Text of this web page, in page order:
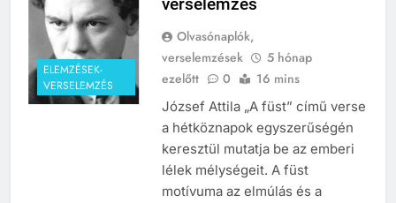
ELEMZÉSEK-
VERSELEMZÉS
verselemzés
Olvasónaplók,
verselemzések
5 hónap
ezelőtt
0 16 mins
József Attila „A füst” című verse
a hétköznapok egyszerűségén
keresztül mutatja be az emberi
lélek mélységeit. A füst
motívuma az elmúlás és a
MIKOR VOLT?
TÖRTÉNELEM ÉRDEKESSÉGEK
244
Mikor volt a római birodalom
bukása, és mi történt utána?
MIKOR VOLT?
TÖRTÉNELEM ÉRDEKESSÉGEK